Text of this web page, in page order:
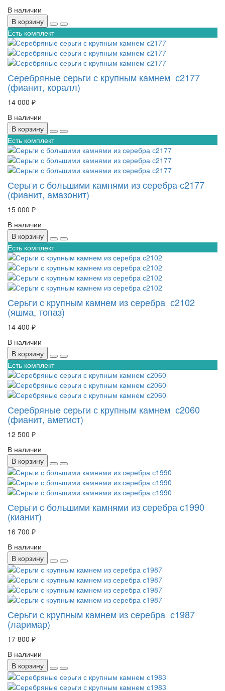
В наличии
В корзину
Есть комплект
Серебряные серьги с крупным камнем с2177
(фианит, коралл)
14 000 ₽
В наличии
В корзину
Есть комплект
Серьги с большими камнями из серебра с2177
(фианит, амазонит)
15 000 ₽
В наличии
В корзину
Есть комплект
Серьги с крупным камнем из серебра с2102
(яшма, топаз)
14 400 ₽
В наличии
В корзину
Есть комплект
Серебряные серьги с крупным камнем с2060
(фианит, аметист)
12 500 ₽
В наличии
В корзину
Серьги с большими камнями из серебра с1990
(кианит)
16 700 ₽
В наличии
В корзину
Серьги с крупным камнем из серебра с1987
(ларимар)
17 800 ₽
В наличии
В корзину